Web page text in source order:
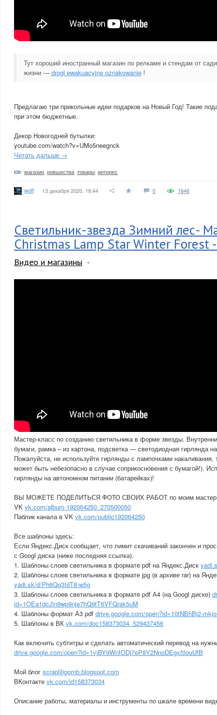
Тут хороший иностранный магазин по релкаме и стендам от
жизни — drogi ewakuacyjne oznakowanie !
Предлагаю три прикольные идеи подарков на Новый Год! Такие
при этом бюджетные.
Декор Новогодней бутылки:
youtube.com/watch?v=UMo5neegnck
Читать дальше →
магазин новшества товары интерес
woff 13 декабря 2020, 18:44 0 1646
Светильник-звезда Зимний лес-
Christmas Lamp Star Winter Forest
Видео и магазины
Мастер-класс по созданию светильника в форме звезды.
бумаги, рамка – из картона, подсветка — светодиодная гирлянда
Пожалуйста, не используйте гирлянды с лампочками накаливания,
может быть небезопасно в случае соприкосновения с бумагой!).
гирлянды на автономном питании (батарейках)!
ВЫ МОЖЕТЕ ПОДЕЛИТЬСЯ ФОТО СВОИХ РАБОТ по моим мастер-
VK vk.com/album-192064250_270500050
Паблик канала в VK vk.com/public192064250
Все шаблоны здесь:
Если Яндекс.Диск сообщает, что лимит скачиваний закончен и
с Googl диска (ниже последняя ссылка).
1. Шаблоны слоев светильника в формате pdf на Яндекс.Диск
2. Шаблоны слоев светильника в формате jpg (в архиве rar) на
yadi.sk/d/Ph6Qg3IdT8-w5g
3. Шаблоны слоев светильника в формате pdf А4 (на Googl диске)
id=1OEa1dcJln9wp9nje7hQ9tT6VFQrak5uM
4. Шаблоны формат А3 pdf drive.google.com/open?id=10tNBhBj2-
5. Шаблоны в ВК vk.com/doc158373034_529437456
Как включить субтитры и сделать автоматический перевод на
drive.google.com/open?id=1vjBY9WnfODj7eP8Y2NnoDEgxItlouUfB
Мой блог scrapliligomb.blogspot.com
ВКонтакте vk.com/id158373034
Описание работы, материалы и инструменты по шкале времени